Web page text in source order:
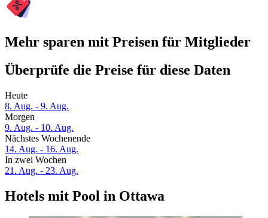
Mehr sparen mit Preisen für Mitglieder
Überprüfe die Preise für diese Daten
Heute
8. Aug. - 9. Aug.
Morgen
9. Aug. - 10. Aug.
Nächstes Wochenende
14. Aug. - 16. Aug.
In zwei Wochen
21. Aug. - 23. Aug.
Hotels mit Pool in Ottawa